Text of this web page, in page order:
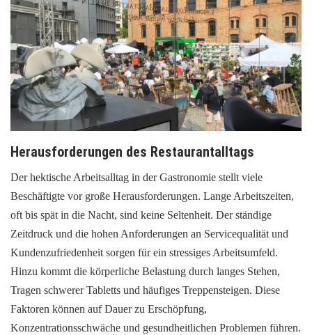
Herausforderungen des Restaurantalltags
Der hektische Arbeitsalltag in der Gastronomie stellt viele
Beschäftigte vor große Herausforderungen. Lange Arbeitszeiten,
oft bis spät in die Nacht, sind keine Seltenheit. Der ständige
Zeitdruck und die hohen Anforderungen an Servicequalität und
Kundenzufriedenheit sorgen für ein stressiges Arbeitsumfeld.
Hinzu kommt die körperliche Belastung durch langes Stehen,
Tragen schwerer Tabletts und häufiges Treppensteigen. Diese
Faktoren können auf Dauer zu Erschöpfung,
Konzentrationsschwäche und gesundheitlichen Problemen führen.